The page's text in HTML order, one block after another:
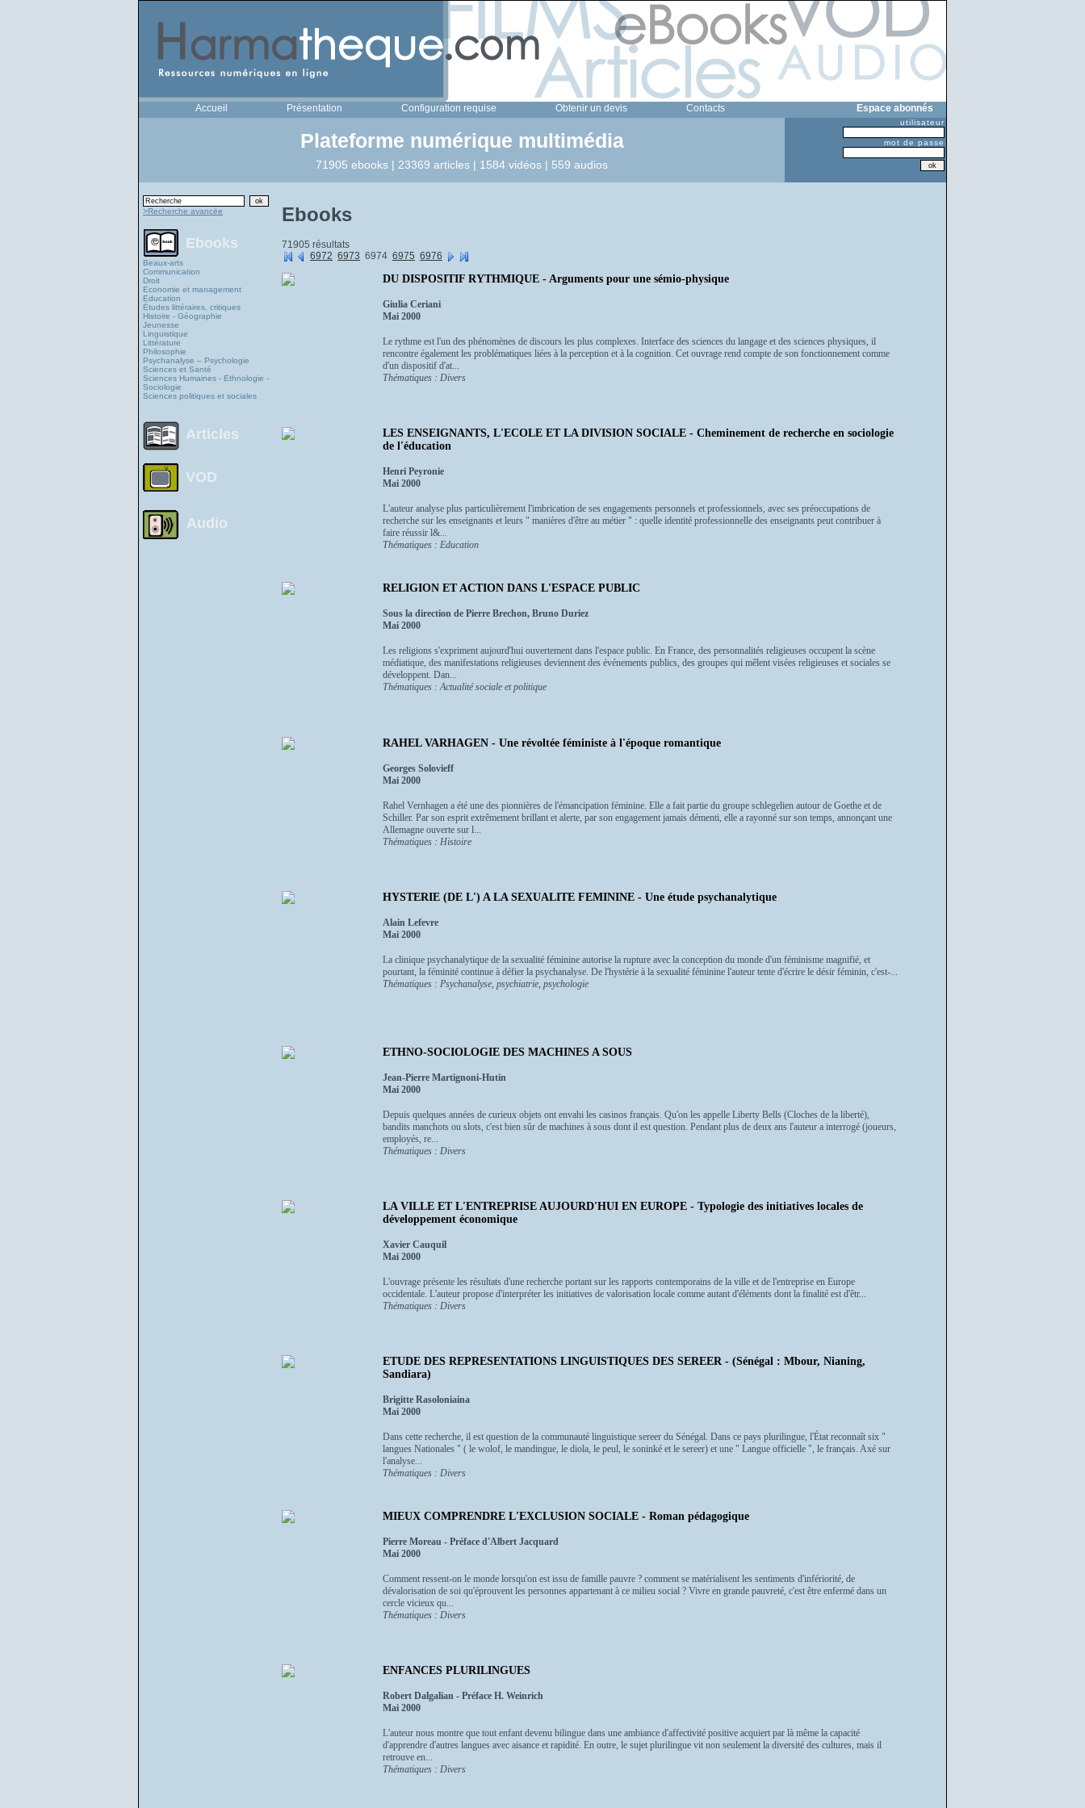
Accueil Présentation Configuration requise Obtenir un devis Contacts Espace abonnés
Plateforme numérique multimédia
71905 ebooks | 23369 articles | 1584 vidéos | 559 audios
utilisateur
mot de passe
>Recherche avancée
Ebooks
Beaux-arts
Communication
Droit
Economie et management
Education
Études littéraires, critiques
Histoire - Géographie
Jeunesse
Linguistique
Littérature
Philosophie
Psychanalyse – Psychologie
Sciences et Santé
Sciences Humaines - Ethnologie -
Sociologie
Sciences politiques et sociales
Articles
VOD
Audio
Ebooks
71905 résultats
6972 6973 6974 6975 6976
DU DISPOSITIF RYTHMIQUE - Arguments pour une sémio-physique
Giulia Ceriani
Mai 2000
Le rythme est l'un des phénomènes de discours les plus complexes. Interface des sciences du langage et des sciences physiques, il
rencontre également les problématiques liées à la perception et à la cognition. Cet ouvrage rend compte de son fonctionnement comme
d'un dispositif d'at...
Thématiques : Divers
LES ENSEIGNANTS, L'ECOLE ET LA DIVISION SOCIALE - Cheminement de recherche en sociologie
de l'éducation
Henri Peyronie
Mai 2000
L'auteur analyse plus particulièrement l'imbrication de ses engagements personnels et professionnels, avec ses préoccupations de
recherche sur les enseignants et leurs " manières d'être au métier " : quelle identité professionnelle des enseignants peut contribuer à
faire réussir l&...
Thématiques : Education
RELIGION ET ACTION DANS L'ESPACE PUBLIC
Sous la direction de Pierre Brechon, Bruno Duriez
Mai 2000
Les religions s'expriment aujourd'hui ouvertement dans l'espace public. En France, des personnalités religieuses occupent la scène
médiatique, des manifestations religieuses deviennent des événements publics, des groupes qui mêlent visées religieuses et sociales se
développent. Dan...
Thématiques : Actualité sociale et politique
RAHEL VARHAGEN - Une révoltée féministe à l'époque romantique
Georges Solovieff
Mai 2000
Rahel Vernhagen a été une des pionnières de l'émancipation féminine. Elle a fait partie du groupe schlegelien autour de Goethe et de
Schiller. Par son esprit extrêmement brillant et alerte, par son engagement jamais démenti, elle a rayonné sur son temps, annonçant une
Allemagne ouverte sur l...
Thématiques : Histoire
HYSTERIE (DE L') A LA SEXUALITE FEMININE - Une étude psychanalytique
Alain Lefevre
Mai 2000
La clinique psychanalytique de la sexualité féminine autorise la rupture avec la conception du monde d'un féminisme magnifié, et
pourtant, la féminité continue à défier la psychanalyse. De l'hystérie à la sexualité féminine l'auteur tente d'écrire le désir féminin, c'est-...
Thématiques : Psychanalyse, psychiatrie, psychologie
ETHNO-SOCIOLOGIE DES MACHINES A SOUS
Jean-Pierre Martignoni-Hutin
Mai 2000
Depuis quelques années de curieux objets ont envahi les casinos français. Qu'on les appelle Liberty Bells (Cloches de la liberté),
bandits manchots ou slots, c'est bien sûr de machines à sous dont il est question. Pendant plus de deux ans l'auteur a interrogé (joueurs,
employés, re...
Thématiques : Divers
LA VILLE ET L'ENTREPRISE AUJOURD'HUI EN EUROPE - Typologie des initiatives locales de
développement économique
Xavier Cauquil
Mai 2000
L'ouvrage présente les résultats d'une recherche portant sur les rapports contemporains de la ville et de l'entreprise en Europe
occidentale. L'auteur propose d'interpréter les initiatives de valorisation locale comme autant d'éléments dont la finalité est d'êtr...
Thématiques : Divers
ETUDE DES REPRESENTATIONS LINGUISTIQUES DES SEREER - (Sénégal : Mbour, Nianing,
Sandiara)
Brigitte Rasoloniaina
Mai 2000
Dans cette recherche, il est question de la communauté linguistique sereer du Sénégal. Dans ce pays plurilingue, l'État reconnaît six "
langues Nationales " ( le wolof, le mandingue, le diola, le peul, le soninké et le sereer) et une " Langue officielle ", le français. Axé sur
l'analyse...
Thématiques : Divers
MIEUX COMPRENDRE L'EXCLUSION SOCIALE - Roman pédagogique
Pierre Moreau - Préface d'Albert Jacquard
Mai 2000
Comment ressent-on le monde lorsqu'on est issu de famille pauvre ? comment se matérialisent les sentiments d'infériorité, de
dévalorisation de soi qu'éprouvent les personnes appartenant à ce milieu social ? Vivre en grande pauvreté, c'est être enfermé dans un
cercle vicieux qu...
Thématiques : Divers
ENFANCES PLURILINGUES
Robert Dalgalian - Préface H. Weinrich
Mai 2000
L'auteur nous montre que tout enfant devenu bilingue dans une ambiance d'affectivité positive acquiert par là même la capacité
d'apprendre d'autres langues avec aisance et rapidité. En outre, le sujet plurilingue vit non seulement la diversité des cultures, mais il
retrouve en...
Thématiques : Divers